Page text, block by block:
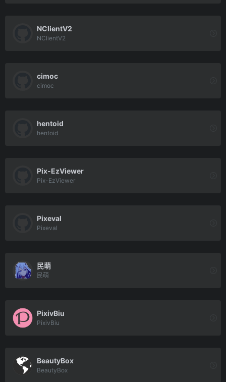
NClientV2
NClientV2
cimoc
cimoc
hentoid
hentoid
Pix-EzViewer
Pix-EzViewer
Pixeval
Pixeval
⺠萌
⺠萌
PixivBiu
PixivBiu
BeautyBox
BeautyBox